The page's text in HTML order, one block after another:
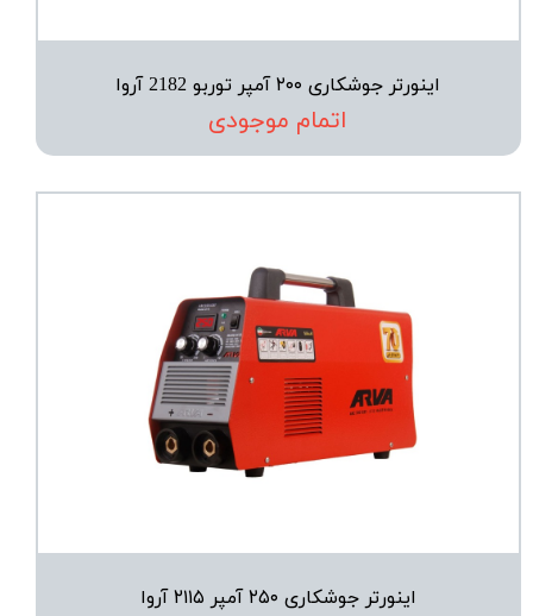
اینورتر جوشکاری ۲۰۰ آمپر توربو 2182 آروا
اتمام موجودی
اینورتر جوشکاری ۲۵۰ آمپر ۲۱۱۵ آروا